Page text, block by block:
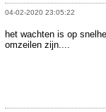
04-02-2020 23:05:22
het wachten is op
omzeilen zijn....